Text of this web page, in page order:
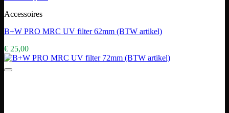
Accessoires
B+W PRO MRC UV filter 62mm (BTW artikel)
€ 25,00